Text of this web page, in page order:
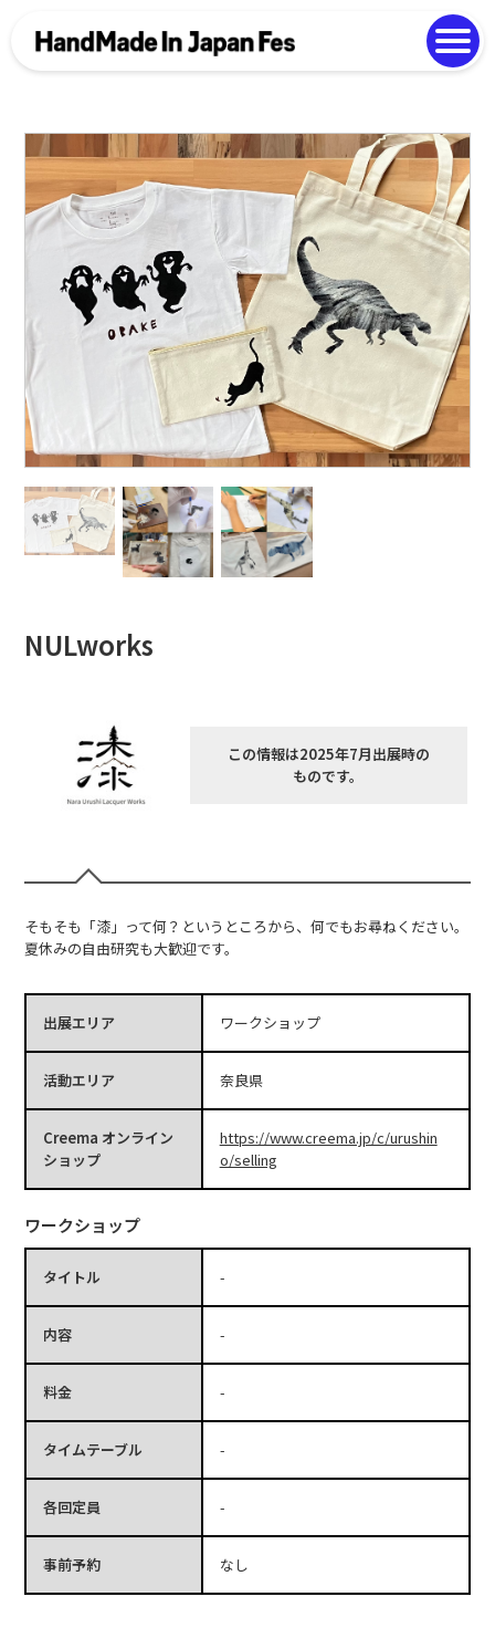
Photo Gallery
EN 中文
NULworks
この情報は2025年7月出展時の
ものです。
そもそも「漆」って何？というところから、何でもお尋ねください。
夏休みの自由研究も大歓迎です。
出展エリア ワークショップ
活動エリア 奈良県
Creema オンライン
ショップ
https://www.creema.jp/c/urushin
o/selling
ワークショップ
タイトル -
内容 -
料金 -
タイムテーブル -
各回定員 -
事前予約 なし